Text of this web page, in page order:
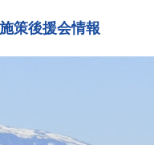
策後援会情報